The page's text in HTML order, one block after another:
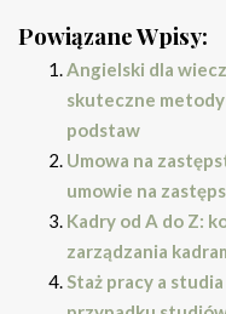
Powiązane Wpisy:
Angielski dla
skuteczne
podstaw
Umowa na
umowie na
Kadry od A do Z:
zarządzania
Staż pracy a